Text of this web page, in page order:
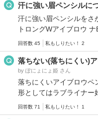
汗に強い眉ペンシルに
汗に強い眉ペンシルをさ
トロングWアイブロウ ナ
回答数 45 私もしりたい！ 2
落ちない(落ちにくい)
by ぽにょにょ姫 さん
落ちにくいアイブロウペ
形としてはラブライナー
回答数 71 私もしりたい！ 1